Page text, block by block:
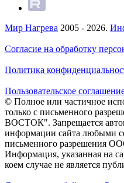
Мир Нагрева 2005 - 2026.
Согласие на обработку
Политика
Пользовательское
© Полное или частичное
только с письменного
ВОСТОК". Запрещается
информации сайта любыми
письменного
Информация, указанная на
коем случае не является